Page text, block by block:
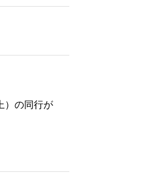
）の同行が